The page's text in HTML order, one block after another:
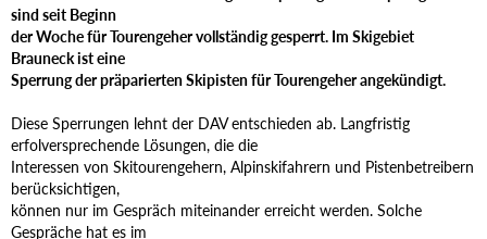
sind seit Beginn
der Woche für Tourengeher vollständig gesperrt. Im Skigebiet
Brauneck ist eine
Sperrung der präparierten Skipisten für Tourengeher angekündigt.
Diese Sperrungen lehnt der DAV entschieden ab. Langfristig
erfolversprechende Lösungen, die die
Interessen von Skitourengehern, Alpinskifahrern und Pistenbetreibern
berücksichtigen,
können nur im Gespräch miteinander erreicht werden. Solche
Gespräche hat es im